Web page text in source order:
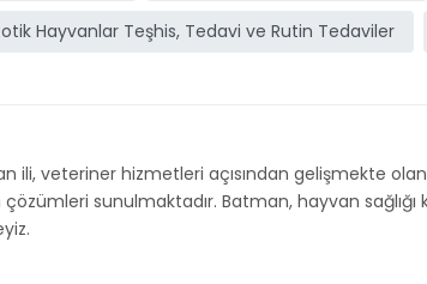
Hayvanlar Teşhis, Tedavi ve Rutin Tedaviler
ili, veteriner hizmetleri açısından gelişmekte
çözümleri sunulmaktadır. Batman, hayvan